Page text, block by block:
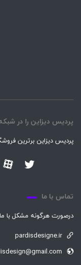
پردیس دیزاین را در
پردیس دیزاین برترین
تماس با ما
درصورت هرگونه مشکل با ما
pardisdesigne.ir